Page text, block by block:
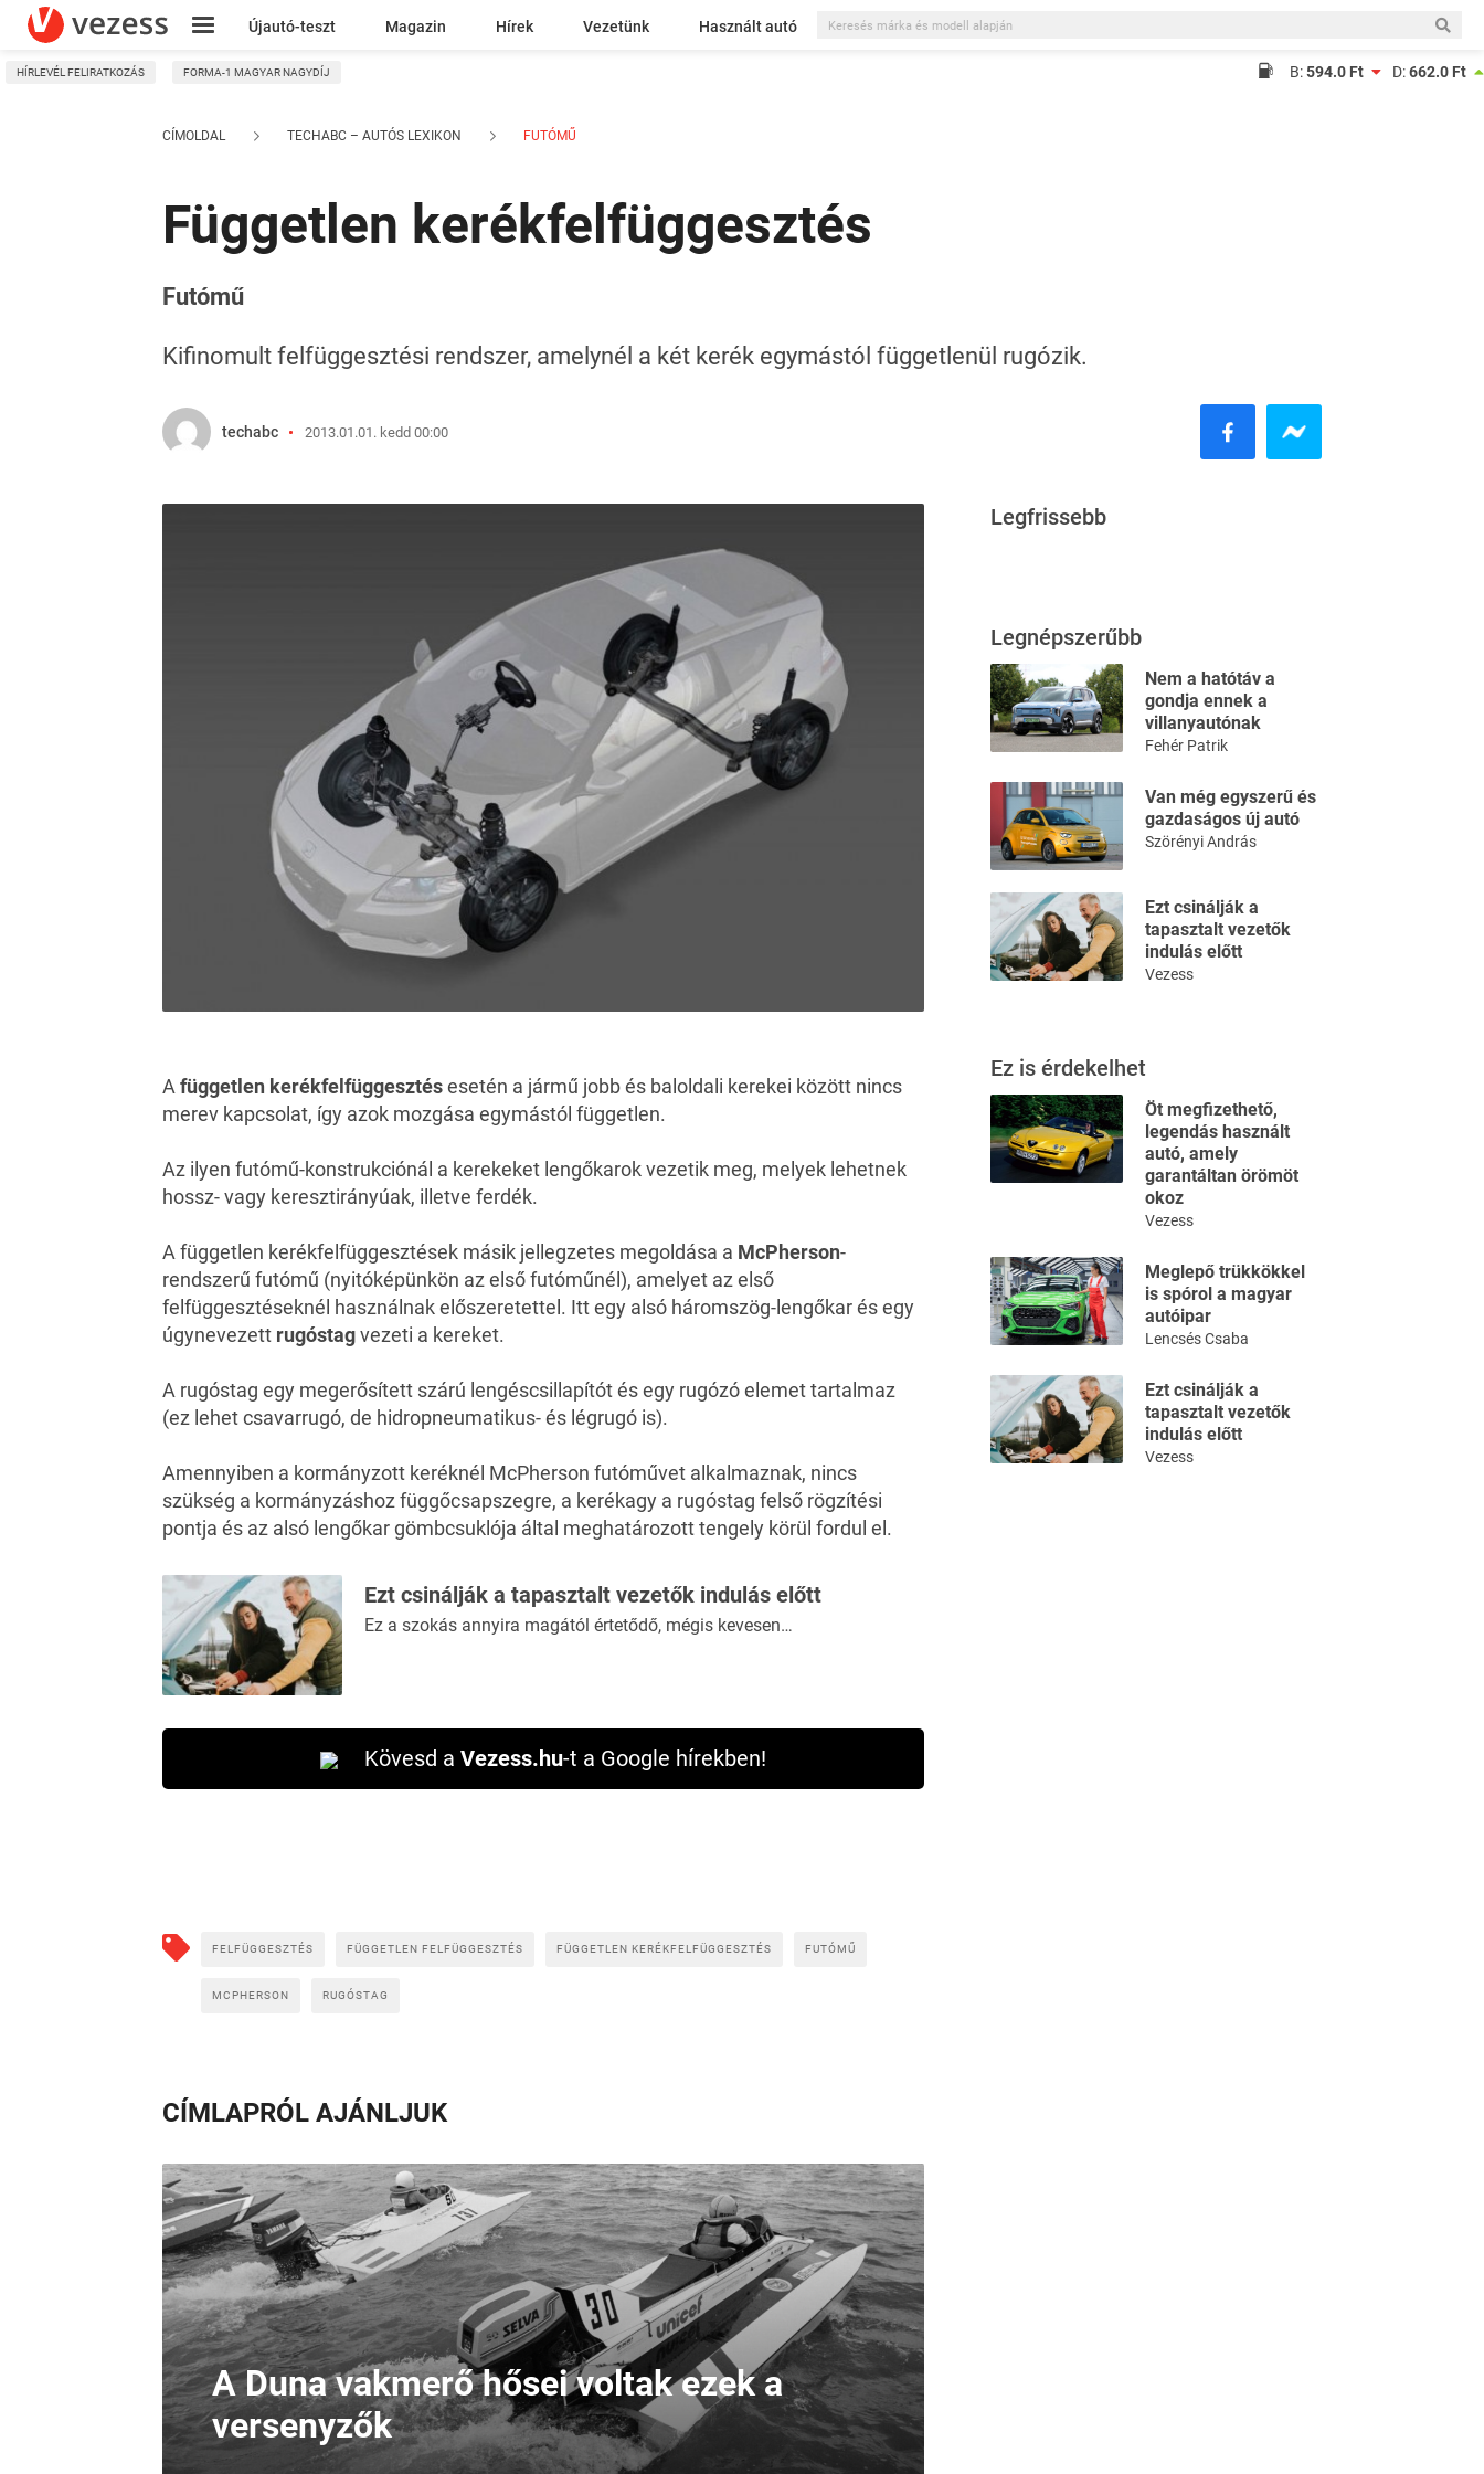
Újautó-teszt Magazin Hírek Vezetünk Használt autó
Kresz
HÍRLEVÉL FELIRATKOZÁS FORMA-1 MAGYAR NAGYDÍJ B:594.0 Ft D:662.0 Ft
CÍMOLDAL TECHABC – AUTÓS LEXIKON FUTÓMŰ
Független kerékfelfüggesztés
Futómű
Kifinomult felfüggesztési rendszer, amelynél a két kerék egymástól függetlenül rugózik.
techabc 2013.01.01. kedd 00:00
Afüggetlen kerékfelfüggesztésesetén a jármű jobb és baloldali kerekei között nincs
merev kapcsolat, így azok mozgása egymástól független.
Az ilyen futómű-konstrukciónál a kerekeket lengőkarok vezetik meg, melyek lehetnek
hossz- vagy keresztirányúak, illetve ferdék.
A független kerékfelfüggesztések másik jellegzetes megoldása a McPherson-
rendszerű futómű (nyitóképünkön az első futóműnél), amelyet az első
felfüggesztéseknél használnak előszeretettel. Itt egy alsó háromszög-lengőkar és egy
úgynevezett rugóstagvezeti a kereket.
A rugóstag egy megerősített szárú lengéscsillapítót és egy rugózó elemet tartalmaz
(ez lehet csavarrugó, de hidropneumatikus- és légrugó is).
Amennyiben a kormányzott keréknél McPherson futóművet alkalmaznak, nincs
szükség a kormányzáshoz függőcsapszegre, a kerékagy a rugóstag felső rögzítési
pontja és az alsó lengőkar gömbcsuklója által meghatározott tengely körül fordul el.
Ezt csinálják a tapasztalt vezetők indulás előtt
Ez a szokás annyira magától értetődő, mégis kevesen…
Kövesd a Vezess.hu-t a Google hírekben!
FELFÜGGESZTÉS FÜGGETLEN FELFÜGGESZTÉS FÜGGETLEN KERÉKFELFÜGGESZTÉS FUTÓMŰ
MCPHERSON RUGÓSTAG
CÍMLAPRÓL AJÁNLJUK
A Duna vakmerő hősei voltak ezek a
versenyzők
Legfrissebb
Legnépszerűbb
Nem a hatótáv a
gondja ennek a
villanyautónak
Fehér Patrik
Van még egyszerű és
gazdaságos új autó
Szörényi András
Ezt csinálják a
tapasztalt vezetők
indulás előtt
Vezess
Ez is érdekelhet
Öt megfizethető,
legendás használt
autó, amely
garantáltan örömöt
okoz
Vezess
Meglepő trükkökkel
is spórol a magyar
autóipar
Lencsés Csaba
Ezt csinálják a
tapasztalt vezetők
indulás előtt
Vezess